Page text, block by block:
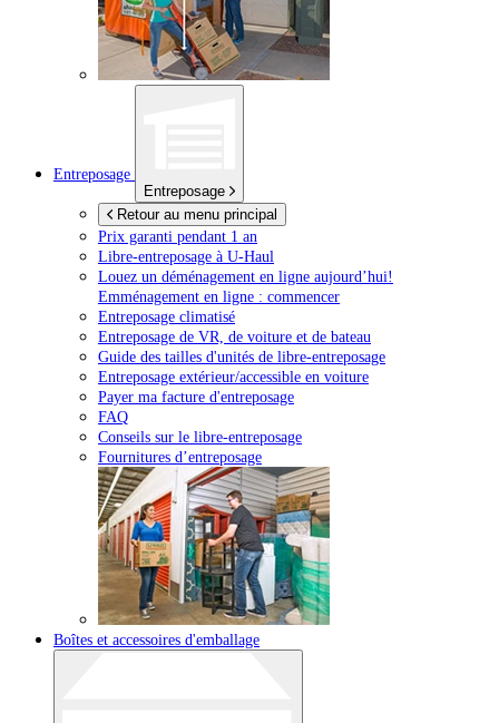
Entreposage
Entreposage
Retour au menu principal
Prix garanti pendant 1 an
Libre-entreposage à U-Haul
Louez un déménagement en ligne aujourd’hui!
Emménagement en ligne : commencer
Entreposage climatisé
Entreposage de VR, de voiture et de bateau
Guide des tailles d'unités de libre-entreposage
Entreposage extérieur/accessible en voiture
Payer ma facture d'entreposage
FAQ
Conseils sur le libre-entreposage
Fournitures d’entreposage
Boîtes et accessoires d'emballage